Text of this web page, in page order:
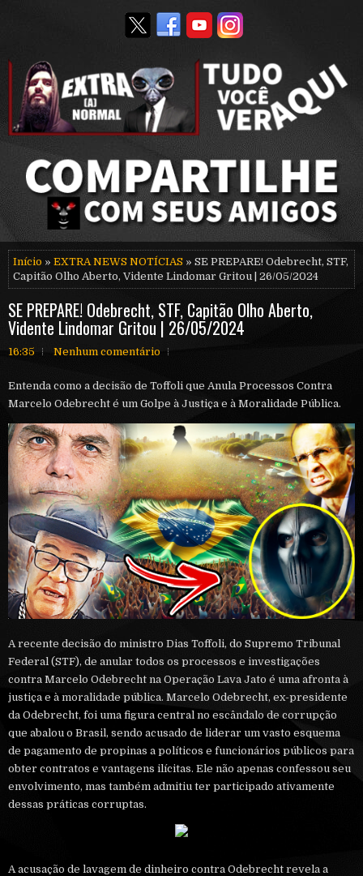
Início » EXTRA NEWS NOTÍCIAS » SE PREPARE! Odebrecht, STF,
Capitão Olho Aberto, Vidente Lindomar Gritou | 26/05/2024
SE PREPARE! Odebrecht, STF, Capitão Olho Aberto,
Vidente Lindomar Gritou | 26/05/2024
16:35 Nenhum comentário
Entenda como a decisão de Toffoli que Anula Processos Contra
Marcelo Odebrecht é um Golpe à Justiça e à Moralidade Pública.
A recente decisão do ministro Dias Toffoli, do Supremo Tribunal
Federal (STF), de anular todos os processos e investigações
contra Marcelo Odebrecht na Operação Lava Jato é uma afronta à
justiça e à moralidade pública. Marcelo Odebrecht, ex-presidente
da Odebrecht, foi uma figura central no escândalo de corrupção
que abalou o Brasil, sendo acusado de liderar um vasto esquema
de pagamento de propinas a políticos e funcionários públicos para
obter contratos e vantagens ilícitas. Ele não apenas confessou seu
envolvimento, mas também admitiu ter participado ativamente
dessas práticas corruptas.
A acusação de lavagem de dinheiro contra Odebrecht revela a